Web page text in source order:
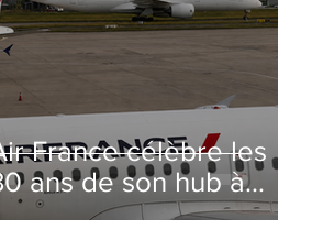
France célèbre les
ans de son hub à
Charles de Gaulle